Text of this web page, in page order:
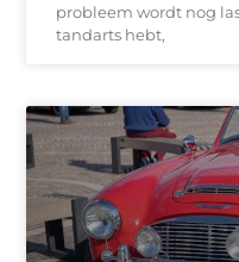
probleem wordt nog
tandarts hebt,